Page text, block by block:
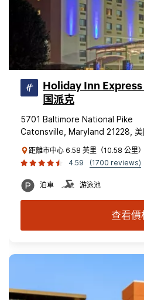
Holiday Inn
国派克
5701 Baltimore National Pike
Catonsville, Maryland 21228, 美
距離市中心 6.58 英里（10.58 公里
4.59
(1700 reviews)
泊車 游泳池
查看價